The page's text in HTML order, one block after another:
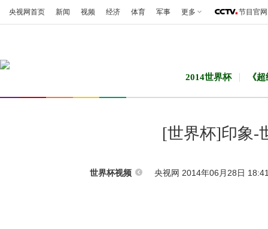
央视网首页 新闻 视频 经济 体育 军事 更多 节目官网
2014世界杯 《
[世界杯]印象-
世界杯视频 央视网 2014年06月28日